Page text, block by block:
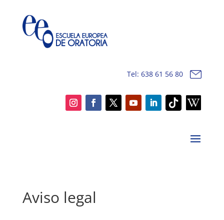
Tel: 638 61 56 80
Aviso legal